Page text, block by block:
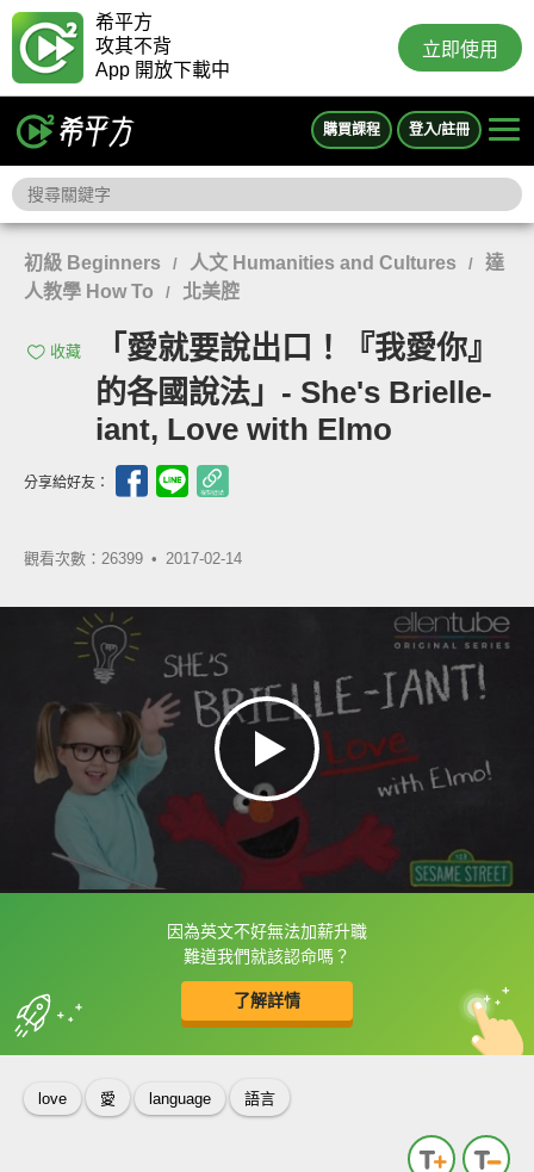
希平方
攻其不背
App 開放下載中
立即使用
購買課程 登入/註冊
初級 Beginners / 人文 Humanities and Cultures /
達
人教學 How To
/ 北美腔
收藏
「愛就要說出口！『我愛你』
的各國說法」- She's Brielle-
iant, Love with Elmo
分享給好友：
觀看次數：26399 • 2017-02-14
因為英文不好無法加薪升職
難道我們就該認命嗎？
了解詳情
框選或點兩下字幕可以直接查字典喔！
收錄佳句 中
英
love 愛 language 語言